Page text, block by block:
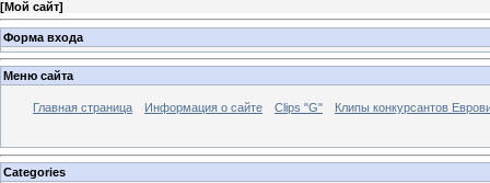
[Мой сайт]
Форма входа
Меню сайта
Главная страница Информация о сайте Clips "G" Клипы конкурсантов
Categories